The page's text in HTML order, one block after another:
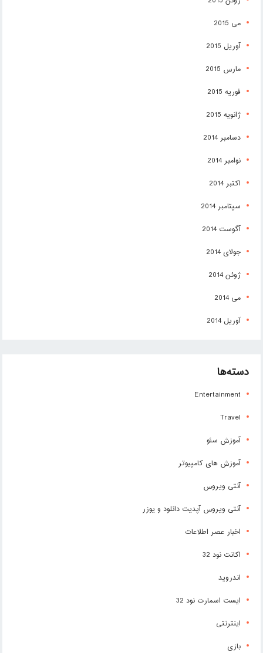
می 2015
آوریل 2015
مارس 2015
فوریه 2015
ژانویه 2015
دسامبر 2014
نوامبر 2014
اکتبر 2014
سپتامبر 2014
آگوست 2014
جولای 2014
ژوئن 2014
می 2014
آوریل 2014
دسته‌ها
Entertainment
Travel
آموزش سئو
آموزش های کامپیوتر
آنتی ویروس
آنتی ویروس آپدیت دانلود و یوزر
اخبار عصر اطلاعات
اکانت نود 32
اندروید
ایست اسمارت نود 32
اینترنتی
بازی